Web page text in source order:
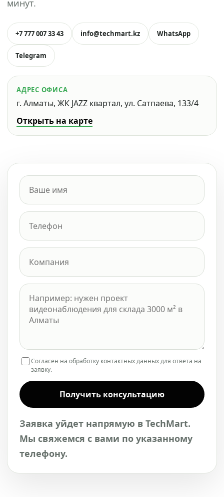
минут.
+7 777 007 33 43 info@techmart.kz WhatsApp
Telegram
АДРЕС ОФИСА
г. Алматы, ЖК JAZZ квартал, ул. Сатпаева, 133/4
Открыть на карте
Согласен на обработку контактных данных для ответа на
заявку.
Получить консультацию
Заявка уйдет напрямую в TechMart.
Мы свяжемся с вами по указанному
телефону.